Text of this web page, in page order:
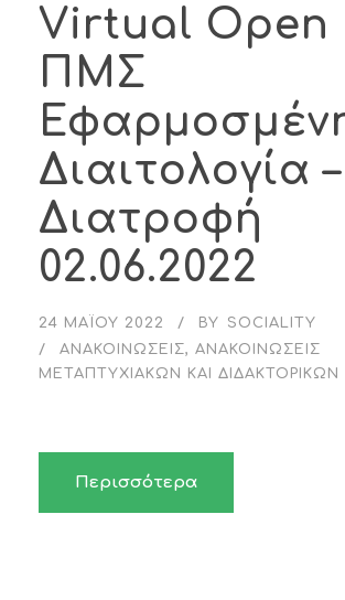
Virtual Open
ΠΜΣ
Διαιτολογία –
Διατροφή
02.06.2022
24 ΜΑΪ́ΟΥ 2022 BY
SOCIALITY
ΑΝΑΚΟΙΝΏΣΕΙΣ, ΑΝΑΚΟΙΝΏΣΕΙΣ
ΜΕΤΑΠΤΥΧΙΑΚΏΝ ΚΑΙ
Περισσότερα